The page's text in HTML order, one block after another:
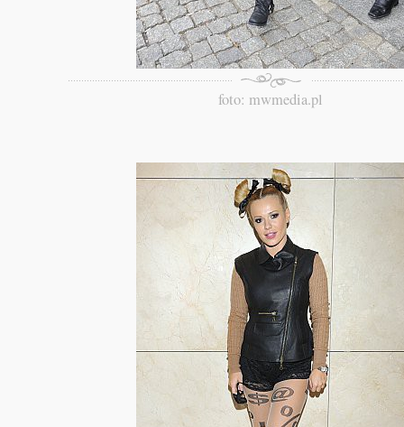
foto: mwmedia.pl